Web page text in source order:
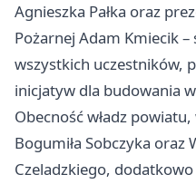
Agnieszka Pałka oraz
Pożarnej Adam Kmiecik
wszystkich uczestników,
inicjatyw dla budowania
Obecność władz
Bogumiła Sobczyka oraz
Czeladzkiego,